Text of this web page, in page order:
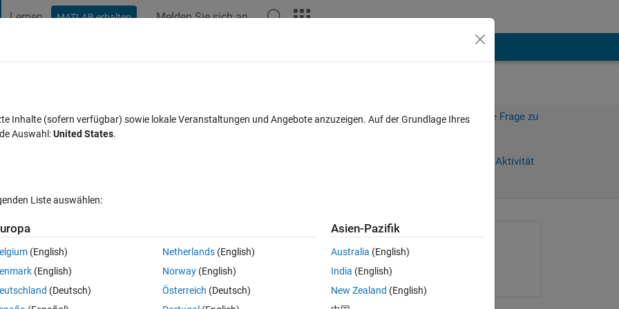
Lernen MATLAB erhalten Melden Sie sich an
dialog box is open?
Melden Sie sich an, um diese Frage zu
Anmelden, um Aktivität
the user to select one or more variables to plot. Once the variables are
and the listdlg box returns.
Art
am 8 Jul. 2015
Inhalte (sofern verfügbar) sowie lokale Veranstaltungen und Angebote anzuzeigen. Auf der Grundlage Ihres
Auswahl:United States.
Liste auswählen:
(English)
(English)
(Deutsch)
Netherlands(English)
Norway(English)
Österreich (Deutsch)
Asien-Pazifik
Australia (English)
India (English)
New Zealand (English)